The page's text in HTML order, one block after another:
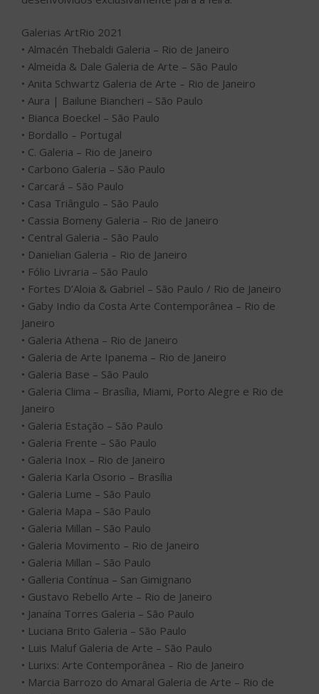
• Casa Triângulo – São Paulo
• Cassia Bomeny Galeria – Rio de Janeiro
• Central Galeria – São Paulo
• Danielian Galeria – Rio de Janeiro
• Fólio Livraria – São Paulo
• Fortes D’Aloia & Gabriel – São Paulo / Rio de Janeiro
• Gaby Indio da Costa Arte Contemporânea – Rio de
Janeiro
• Galeria Athena – Rio de Janeiro
• Galeria de Arte Ipanema – Rio de Janeiro
• Galeria Base – São Paulo
• Galeria Clima – Brasília, Miami, Porto Alegre e Rio de
Janeiro
• Galeria Estação – São Paulo
• Galeria Frente – São Paulo
• Galeria Inox – Rio de Janeiro
• Galeria Karla Osorio – Brasília
• Galeria Lume – São Paulo
• Galeria Mapa – São Paulo
• Galeria Millan – São Paulo
• Galeria Movimento – Rio de Janeiro
• Galeria Millan – São Paulo
• Galleria Contínua – San Gimignano
• Gustavo Rebello Arte – Rio de Janeiro
• Janaína Torres Galeria – São Paulo
• Luciana Brito Galeria – São Paulo
• Luis Maluf Galeria de Arte – São Paulo
• Lurixs: Arte Contemporânea – Rio de Janeiro
• Marcia Barrozo do Amaral Galeria de Arte – Rio de
Janeiro
• Martha Pagy Escritório de Arte – Rio de Janeiro
• Matias Brotas Arte Contemporânea – Vitória
• Mendes Wood DM – São Paulo
• Mercedes Viegas Arte Contemporânea – Rio de
Janeiro
• Metaverse Agency – Rio de Janeiro e São Paulo
• Mul.ti.plo Espaço Arte – Rio de Janeiro
• Nara Roesler – São Paulo / Rio de Janeiro / Nova York
• OMA Galeria – São Bernardo do Campo